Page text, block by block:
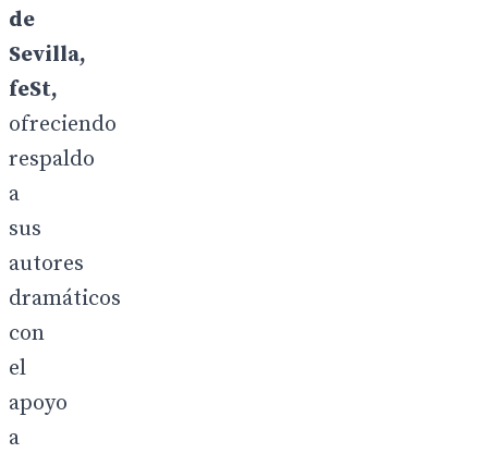
de
Sevilla,
feSt,
ofreciendo
respaldo
a
sus
autores
dramáticos
con
el
apoyo
a